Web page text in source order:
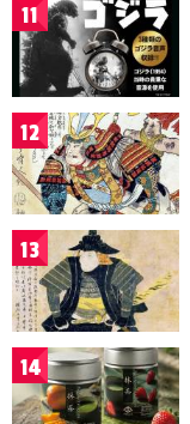
11
12
13
14